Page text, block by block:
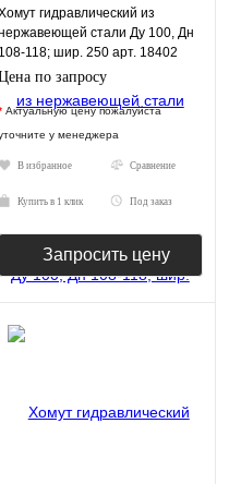
гидравлический из
стали Ду 100, Дн
108-118; шир. 250 арт. 18402
по запросу
Актуальную цену пожалуйста
у менеджера
В избранное Сравнение
Купить в 1 клик Под заказ
Запросить цену